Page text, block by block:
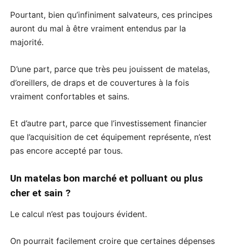
Pourtant, bien qu’infiniment salvateurs, ces principes
auront du mal à être vraiment entendus par la
majorité.
D’une part, parce que très peu jouissent de matelas,
d’oreillers, de draps et de couvertures à la fois
vraiment confortables et sains.
Et d’autre part, parce que l’investissement financier
que l’acquisition de cet équipement représente, n’est
pas encore accepté par tous.
Un matelas bon marché et polluant ou plus
cher et sain ?
Le calcul n’est pas toujours évident.
On pourrait facilement croire que certaines dépenses